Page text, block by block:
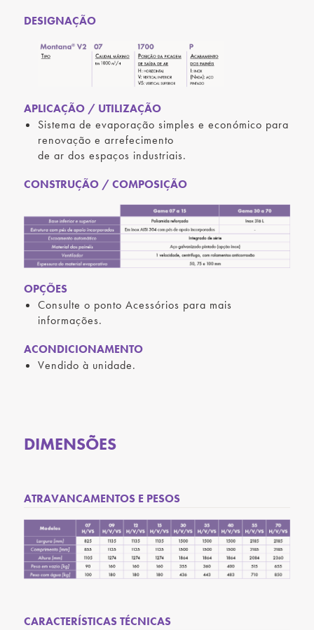
DESIGNAÇÃO
APLICAÇÃO / UTILIZAÇÃO
Sistema de evaporação simples e económico para
renovação e arrefecimento
de ar dos espaços industriais.
CONSTRUÇÃO / COMPOSIÇÃO
OPÇÕES
Consulte o ponto Acessórios para mais
informações.
ACONDICIONAMENTO
Vendido à unidade.
DIMENSÕES
ATRAVANCAMENTOS E PESOS
CARACTERÍSTICAS TÉCNICAS